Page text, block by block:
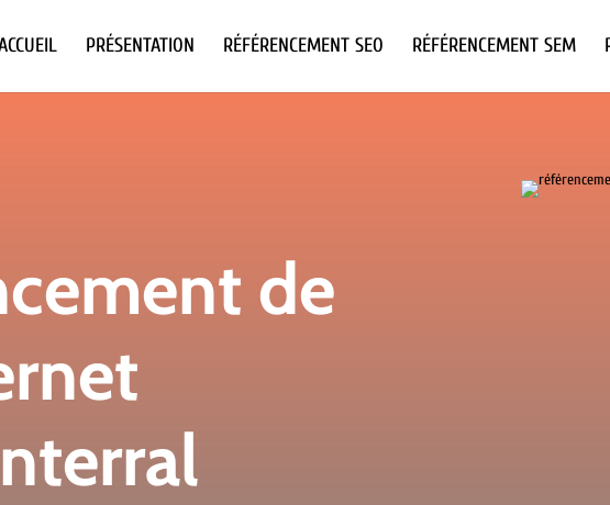
PRÉSENTATION RÉFÉRENCEMENT SEO RÉFÉRENCEMENT SEM
de